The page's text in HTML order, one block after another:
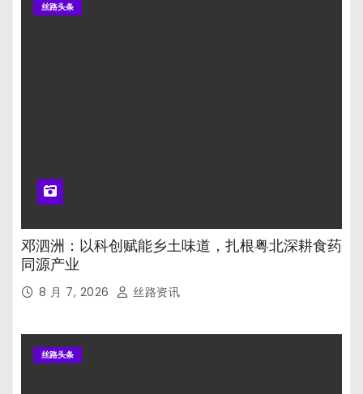
丝路头条
邓泗洲：以科创赋能乡土味道，扎根粤北深耕食药
同源产业
8 月 7, 2026 丝路资讯
丝路头条